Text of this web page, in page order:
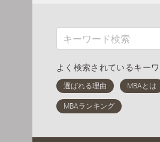
よく検索されているキーワ